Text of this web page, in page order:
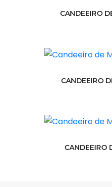
CANDEEIRO
CANDEEIRO
CANDEEIRO